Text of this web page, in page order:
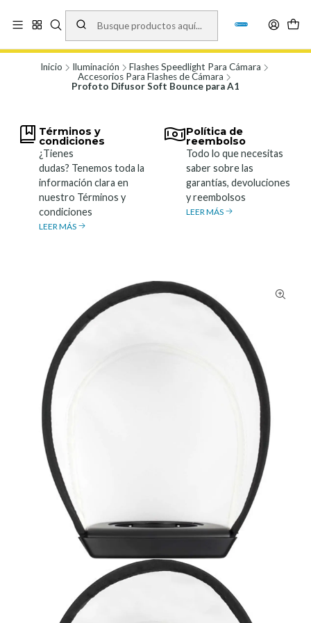
Vísita nuestro local en Los Agustinos 5478, Ñuñoa. Lunes a Viernes 9.30 a
19.00, Sábados 10:00 a 19:00 y Domingos de 10:00 a 17:00
Inicio Iluminación
Flashes Speedlight Para Cámara
Accesorios Para Flashes de Cámara
Profoto Difusor Soft Bounce para A1
Términos y
condiciones
¿Tienes
dudas? Tenemos toda la
información clara en
nuestro Términos y
condiciones
LEER MÁS
Política de
reembolso
Todo lo que necesitas
saber sobre las
garantías, devoluciones
y reembolsos
LEER MÁS